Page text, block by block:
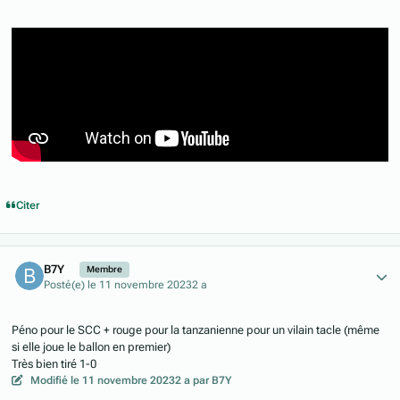
Citer
B7Y Membre
Posté(e) le 11 novembre 20232 a
Péno pour le SCC + rouge pour la tanzanienne pour un vilain tacle (même
si elle joue le ballon en premier)
Très bien tiré 1-0
Modifiéle 11 novembre 20232 a par B7Y